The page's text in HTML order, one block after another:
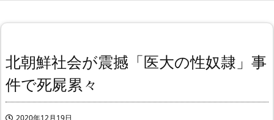
北朝鮮社会が震撼「医大の性奴隷」事
件で死屍累々
2020年12月19日